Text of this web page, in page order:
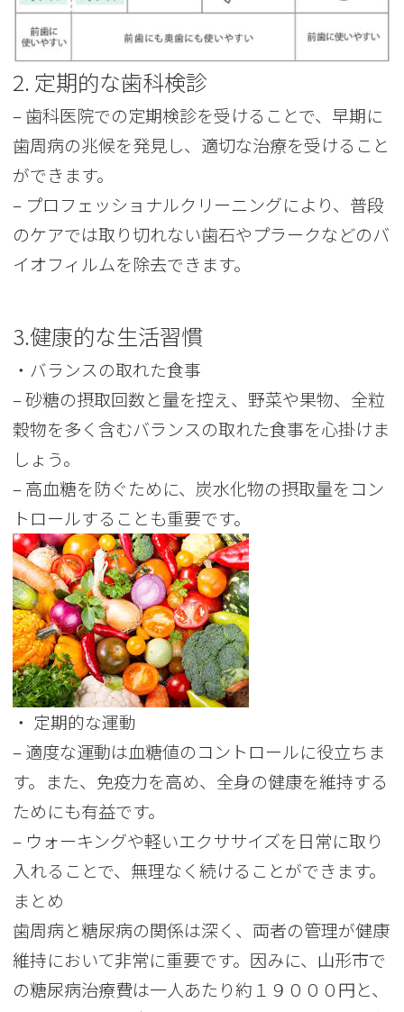
2. 定期的な歯科検診
– 歯科医院での定期検診を受けることで、早期に
歯周病の兆候を発見し、適切な治療を受けること
ができます。
– プロフェッショナルクリーニングにより、普段
のケアでは取り切れない歯石やプラークなどのバ
イオフィルムを除去できます。
3.健康的な生活習慣
・バランスの取れた食事
– 砂糖の摂取回数と量を控え、野菜や果物、全粒
穀物を多く含むバランスの取れた食事を心掛けま
しょう。
– 高血糖を防ぐために、炭水化物の摂取量をコン
トロールすることも重要です。
・ 定期的な運動
– 適度な運動は血糖値のコントロールに役立ちま
す。また、免疫力を高め、全身の健康を維持する
ためにも有益です。
– ウォーキングや軽いエクササイズを日常に取り
入れることで、無理なく続けることができます。
まとめ
歯周病と糖尿病の関係は深く、両者の管理が健康
維持において非常に重要です。因みに、山形市で
の糖尿病治療費は一人あたり約１９０００円と、